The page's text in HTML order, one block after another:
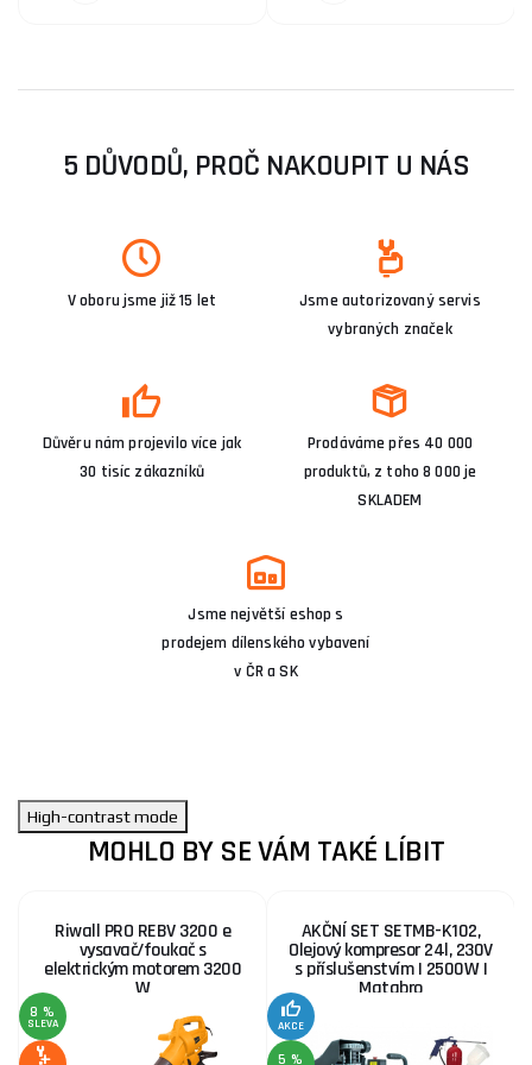
5 DŮVODŮ, PROČ NAKOUPIT U NÁS
V oboru jsme již 15 let
Jsme autorizovaný servis
vybraných značek
Důvěru nám projevilo více jak
30 tisíc zákazníků
Prodáváme přes 40 000
produktů, z toho 8 000 je
SKLADEM
Jsme největší eshop s
prodejem dílenského vybavení
v ČR a SK
High-contrast mode
MOHLO BY SE VÁM TAKÉ LÍBIT
Riwall PRO REBV 3200 e
vysavač/foukač s
elektrickým motorem 3200
W
8 %
SLEVA
AKČNÍ SET SETMB-K102,
Olejový kompresor 24l, 230V
s příslušenstvím | 2500W |
Matabro
AKCE
5 %